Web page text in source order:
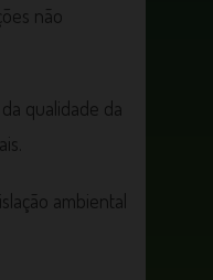
não
qualidade da
ambiental